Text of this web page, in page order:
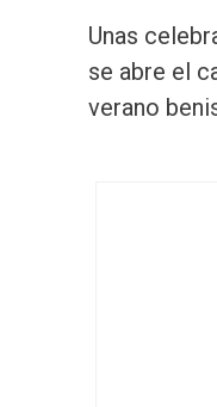
Unas
se abre el
verano